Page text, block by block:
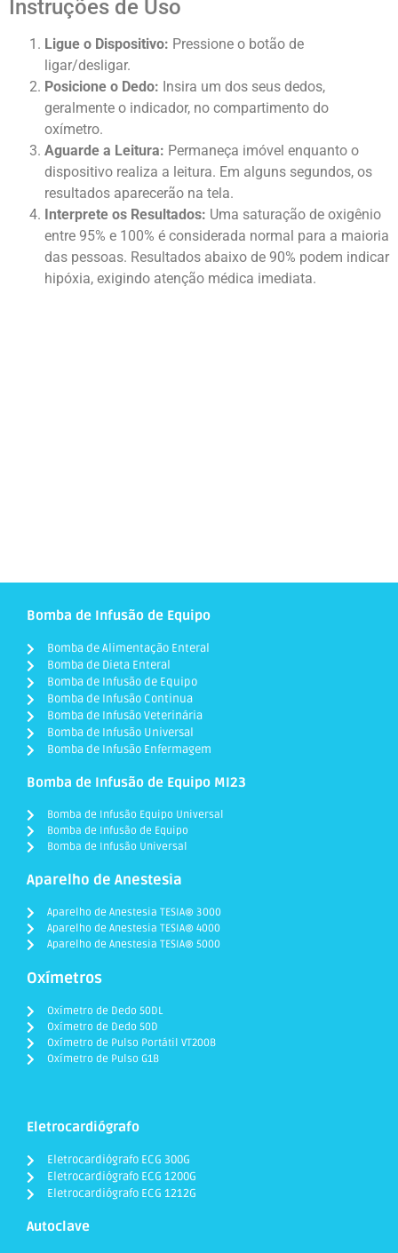
Instruções de Uso
Ligue o Dispositivo: Pressione o botão de
ligar/desligar.
Posicione o Dedo: Insira um dos seus dedos,
geralmente o indicador, no compartimento do
oxímetro.
Aguarde a Leitura: Permaneça imóvel enquanto o
dispositivo realiza a leitura. Em alguns segundos, os
resultados aparecerão na tela.
Interprete os Resultados: Uma saturação de oxigênio
entre 95% e 100% é considerada normal para a maioria
das pessoas. Resultados abaixo de 90% podem indicar
hipóxia, exigindo atenção médica imediata.
Bomba de Infusão de Equipo
Bomba de Alimentação Enteral
Bomba de Dieta Enteral
Bomba de Infusão de Equipo
Bomba de Infusão Continua
Bomba de Infusão Veterinária
Bomba de Infusão Universal
Bomba de Infusão Enfermagem
Bomba de Infusão de Equipo MI23
Bomba de Infusão Equipo Universal
Bomba de Infusão de Equipo
Bomba de Infusão Universal
Aparelho de Anestesia
Aparelho de Anestesia TESIA® 3000
Aparelho de Anestesia TESIA® 4000
Aparelho de Anestesia TESIA® 5000
Oxímetros
Oxímetro de Dedo 50DL
Oxímetro de Dedo 50D
Oxímetro de Pulso Portátil VT200B
Oxímetro de Pulso G1B
Eletrocardiógrafo
Eletrocardiógrafo ECG 300G
Eletrocardiógrafo ECG 1200G
Eletrocardiógrafo ECG 1212G
Autoclave